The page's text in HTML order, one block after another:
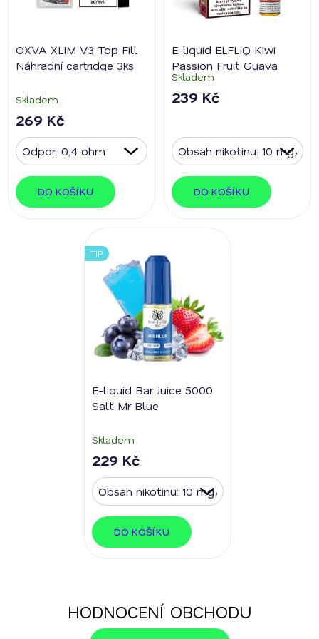
OXVA XLIM V3 Top Fill
Náhradní cartridge 3ks
Skladem
269 Kč
DO KOŠÍKU
E-liquid ELFLIQ Kiwi
Passion Fruit Guava
Skladem
239 Kč
DO KOŠÍKU
TIP
E-liquid Bar Juice 5000
Salt Mr Blue
Skladem
229 Kč
DO KOŠÍKU
HODNOCENÍ OBCHODU